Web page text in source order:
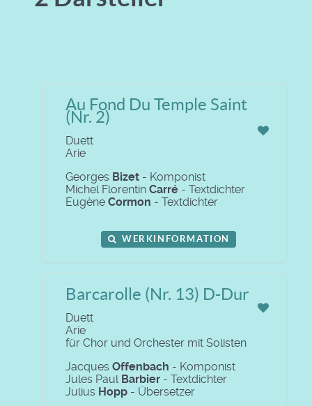
Au Fond Du Temple Saint
(Nr. 2)
Duett
Arie
Georges Bizet - Komponist
Michel Florentin Carré - Textdichter
Eugène Cormon - Textdichter
WERKINFORMATION
Barcarolle (Nr. 13) D-Dur
Duett
Arie
für Chor und Orchester mit Solisten
Jacques Offenbach - Komponist
Jules Paul Barbier - Textdichter
Julius Hopp - Übersetzer